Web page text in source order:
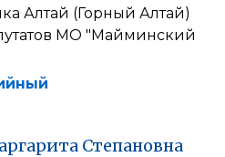
Алтай (Горный Алтай)
МО "Майминский
Степановна